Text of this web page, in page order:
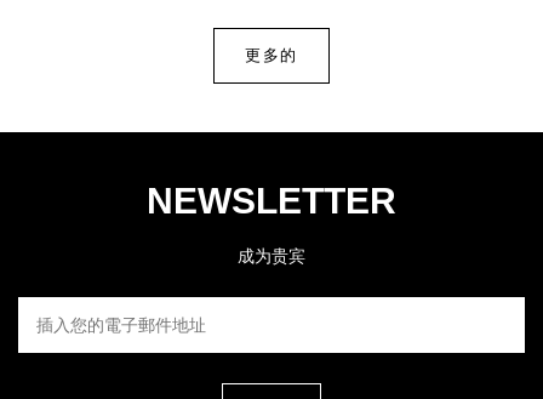
更多的
NEWSLETTER
成为贵宾